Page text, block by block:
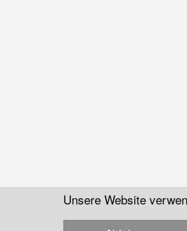
Unsere Website